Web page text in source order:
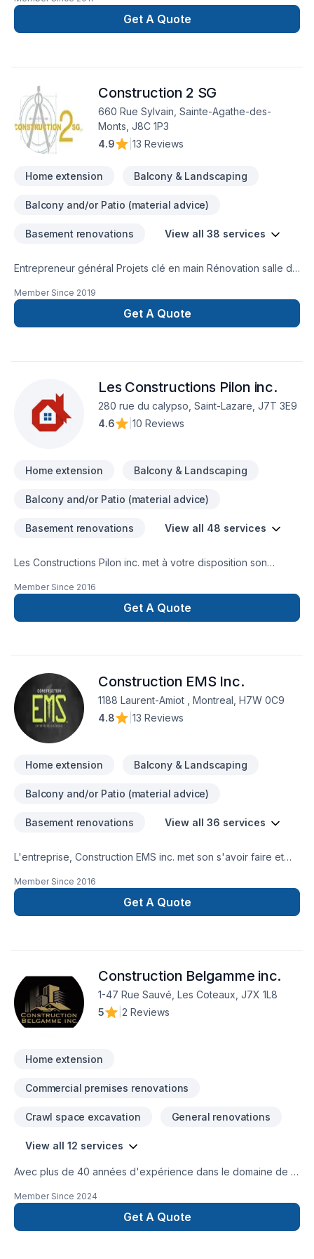
de réalisez vos travaux tout en restant à votre
écoute. Service personnalisé !Get A Quote
Construction 2 SG
660 Rue Sylvain, Sainte-Agathe-des-
Monts, J8C 1P3
4.9
13 Reviews
Home extension Balcony & Landscaping
Balcony and/or Patio (material advice)
Basement renovations View all 38 services
Entrepreneur général Projets clé en main Rénovation salle de
et une en Estrie pour mieux vous servir
Member Since 2019
Get A Quote
Les Constructions Pilon inc.
280 rue du calypso, Saint-Lazare, J7T 3E9
4.6
10 Reviews
Home extension Balcony & Landscaping
Balcony and/or Patio (material advice)
Basement renovations View all 48 services
Les Constructions Pilon inc. met à votre disposition son
sinistre, Armoires, Carrelage, Charpentier, Commercial,
Cuisine, Démolition, Escalier et rampe, Garage, Gouttières,
Gypse, Meubles, Peinture, Plancher, Rénovation générale,
adaptée à chaque client, pour garantir des résultats au-delà
de vos attentes. Demandez votre soumission personnalisée
et démarrez votre projet en toute confiance.
Member Since 2016
Get A Quote
Construction EMS Inc.
1188 Laurent-Amiot , Montreal, H7W 0C9
4.8
13 Reviews
Home extension Balcony & Landscaping
Balcony and/or Patio (material advice)
Basement renovations View all 36 services
L'entreprise, Construction EMS inc. met son s'avoir faire et
de rénovation, d'aménagement, de transformation
d'habitation. Elle contribue à l’amélioration du cadre de vie
de sa clientèle en offrant un service et un travail de qualité
compte des contraintes et des impératifs des ses clients.
soucieux de la qualité et de ses coûts, nous travaillons en
partenariat avec des sous-traitants professionnels et
reconnus.
Member Since 2016
Get A Quote
Construction Belgamme inc.
1-47 Rue Sauvé, Les Coteaux, J7X 1L8
5
2 Reviews
Home extension
Commercial premises renovations
Crawl space excavation General renovations
View all 12 services
Avec plus de 40 années d'expérience dans le domaine de la
son expertise en adaptation domiciliaire, Agrandissement de
maison, garage, deuxième et troisième étages, Après-
sinistre, rénovation générale, commercial, industriel. Nous
Member Since 2024
Get A Quote